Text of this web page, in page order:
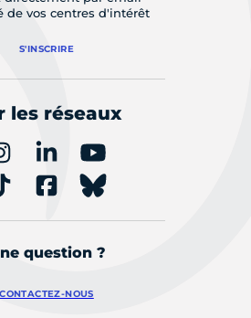
de vos centres d'intérêt
S'INSCRIRE
les réseaux
question ?
CONTACTEZ-NOUS